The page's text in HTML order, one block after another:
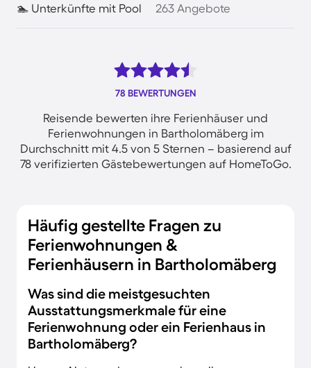
🏊 Unterkünfte mit Pool 263 Angebote
78 BEWERTUNGEN
Reisende bewerten ihre Ferienhäuser und
Ferienwohnungen in Bartholomäberg im
Durchschnitt mit 4.5 von 5 Sternen – basierend auf
78 verifizierten Gästebewertungen auf HomeToGo.
Häufig gestellte Fragen zu
Ferienwohnungen &
Ferienhäusern in Bartholomäberg
Was sind die meistgesuchten
Ausstattungsmerkmale für eine
Ferienwohnung oder ein Ferienhaus in
Bartholomäberg?